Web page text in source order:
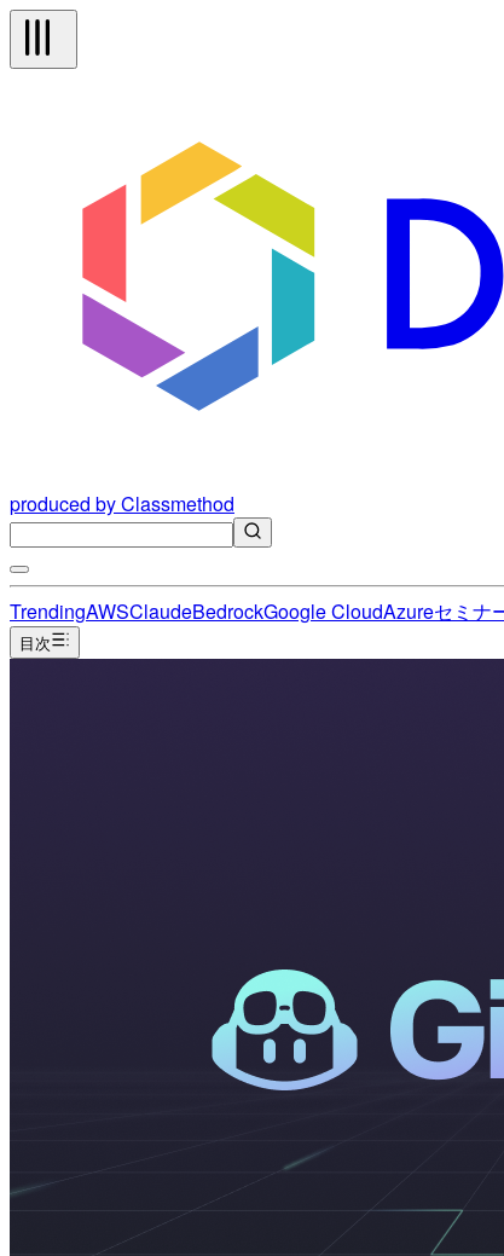
produced by Classmethod
TrendingAWSClaudeBedrockGoogle CloudAzureセミナ
目次